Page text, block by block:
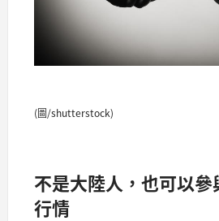
(圖/shutterstock)
不是大陸人，也可以
行情